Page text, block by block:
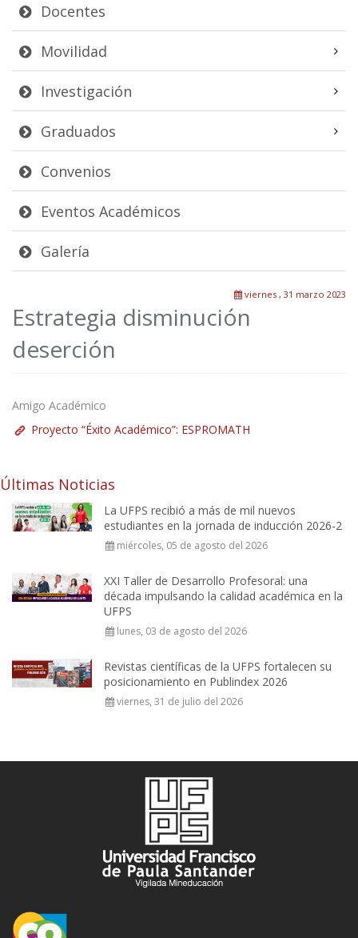
Docentes
Movilidad
Investigación
Graduados
Convenios
Eventos Académicos
Galería
viernes , 31 marzo 2023
Estrategia disminución
deserción
Amigo Académico
Proyecto “Éxito Académico”: ESPROMATH
Últimas Noticias
La UFPS recibió a más de mil nuevos
estudiantes en la jornada de inducción 2026-2
miércoles, 05 de agosto del 2026
XXI Taller de Desarrollo Profesoral: una
década impulsando la calidad académica en la
UFPS
lunes, 03 de agosto del 2026
Revistas científicas de la UFPS fortalecen su
posicionamiento en Publindex 2026
viernes, 31 de julio del 2026